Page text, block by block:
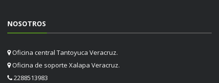
NOSOTROS
Oficina central Tantoyuca Veracruz.
Oficina de soporte Xalapa Veracruz.
2288513983